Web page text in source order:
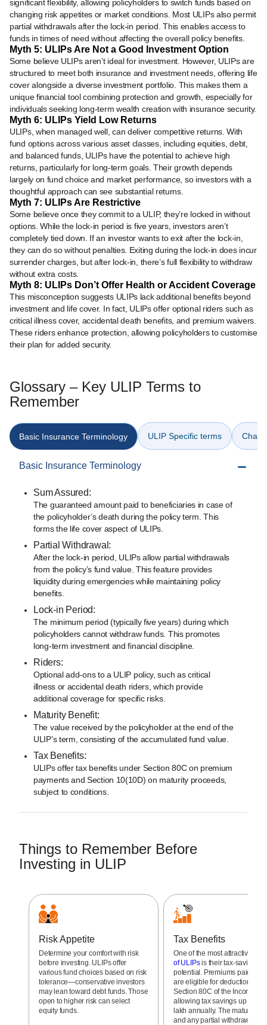
significant flexibility, allowing policyholders to switch funds based on
changing risk appetites or market conditions. Most ULIPs also permit
partial withdrawals after the lock-in period. This enables access to
funds in times of need without affecting the overall policy benefits.
Myth 5: ULIPs Are Not a Good Investment Option
Some believe ULIPs aren’t ideal for investment. However, ULIPs are
structured to meet both insurance and investment needs, offering life
cover alongside a diverse investment portfolio. This makes them a
unique financial tool combining protection and growth, especially for
individuals seeking long-term wealth creation with insurance security.
Myth 6: ULIPs Yield Low Returns
ULIPs, when managed well, can deliver competitive returns. With
fund options across various asset classes, including equities, debt,
and balanced funds, ULIPs have the potential to achieve high
returns, particularly for long-term goals. Their growth depends
largely on fund choice and market performance, so investors with a
thoughtful approach can see substantial returns.
Myth 7: ULIPs Are Restrictive
Some believe once they commit to a ULIP, they’re locked in without
options. While the lock-in period is five years, investors aren’t
completely tied down. If an investor wants to exit after the lock-in,
they can do so without penalties. Exiting during the lock-in does incur
surrender charges, but after lock-in, there’s full flexibility to withdraw
without extra costs.
Myth 8: ULIPs Don’t Offer Health or Accident Coverage
This misconception suggests ULIPs lack additional benefits beyond
investment and life cover. In fact, ULIPs offer optional riders such as
critical illness cover, accidental death benefits, and premium waivers.
These riders enhance protection, allowing policyholders to customise
their plan for added security.
Glossary – Key ULIP Terms to
Remember
Basic Insurance Terminology ULIP Specific terms
Basic Insurance Terminology
Sum Assured:
The guaranteed amount paid to beneficiaries in case of
the policyholder’s death during the policy term. This
forms the life cover aspect of ULIPs.
Partial Withdrawal:
After the lock-in period, ULIPs allow partial withdrawals
from the policy’s fund value. This feature provides
liquidity during emergencies while maintaining policy
benefits.
Lock-in Period:
The minimum period (typically five years) during which
policyholders cannot withdraw funds. This promotes
long-term investment and financial discipline.
Riders:
Optional add-ons to a ULIP policy, such as critical
illness or accidental death riders, which provide
additional coverage for specific risks.
Maturity Benefit:
The value received by the policyholder at the end of the
ULIP’s term, consisting of the accumulated fund value.
Tax Benefits:
ULIPs offer tax benefits under Section 80C on premium
payments and Section 10(10D) on maturity proceeds,
subject to conditions.
Things to Remember Before
Investing in ULIP
Risk Appetite
Determine your comfort with risk
before investing. ULIPs offer
various fund choices based on risk
tolerance—conservative investors
may lean toward debt funds. Those
open to higher risk can select
equity funds.
Tax Benefits
One of the most attractive
of ULIPsis their tax-saving
potential. Premiums paid for
are eligible for deductions
Section 80C of the Income
allowing tax savings up to
lakh annually. The maturity
and any partial withdrawals